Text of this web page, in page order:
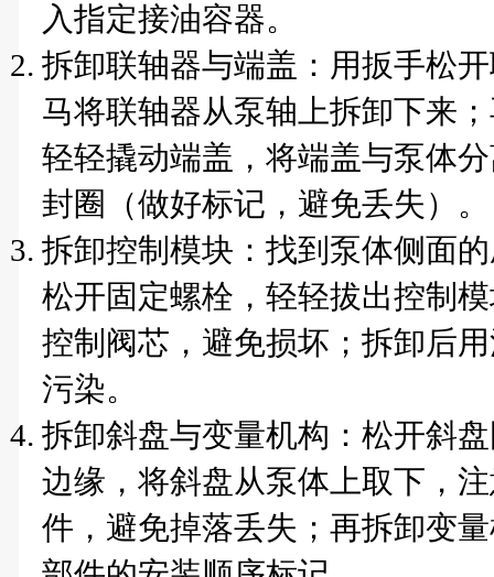
入指定接油容器。
拆卸联轴器与端盖：用扳手松
马将联轴器从泵轴上拆卸下来
轻轻撬动端盖，将端盖与泵体
封圈（做好标记，避免丢失）。
拆卸控制模块：找到泵体侧面
松开固定螺栓，轻轻拔出控制
控制阀芯，避免损坏；拆卸后
污染。
拆卸斜盘与变量机构：松开斜
边缘，将斜盘从泵体上取下，
件，避免掉落丢失；再拆卸变